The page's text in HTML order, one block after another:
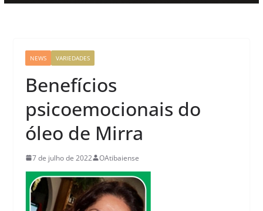
NEWS VARIEDADES
Benefícios
psicoemocionais do
óleo de Mirra
7 de julho de 2022 OAtibaiense